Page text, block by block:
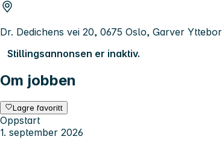
Dr. Dedichens vei 20, 0675 Oslo, Garver
Stillingsannonsen er inaktiv.
Om jobben
Lagre favoritt
Oppstart
1. september 2026